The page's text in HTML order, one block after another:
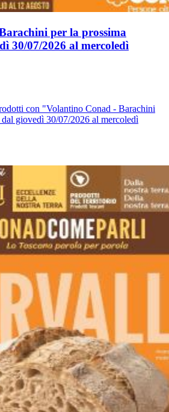
per la prossima
30/07/2026 al mercoledì
con "Volantino Conad - Barachini
dal giovedì 30/07/2026 al mercoledì